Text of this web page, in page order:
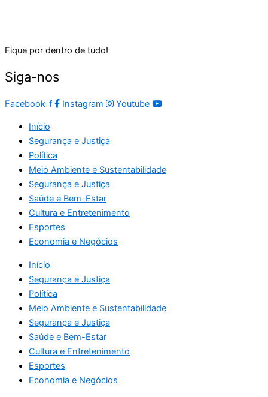
Fique por dentro de tudo!
Siga-nos
Facebook-f Instagram Youtube
Início
Segurança e Justiça
Política
Meio Ambiente e Sustentabilidade
Segurança e Justiça
Saúde e Bem-Estar
Cultura e Entretenimento
Esportes
Economia e Negócios
Início
Segurança e Justiça
Política
Meio Ambiente e Sustentabilidade
Segurança e Justiça
Saúde e Bem-Estar
Cultura e Entretenimento
Esportes
Economia e Negócios